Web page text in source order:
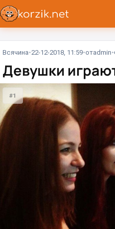
Всячина 22-12-2018, 11:59 отadmin
Девушки
#1